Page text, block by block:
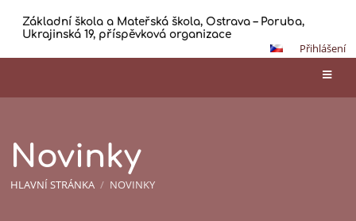
Základní škola a Mateřská škola, Ostrava – Poruba,
Ukrajinská 19, příspěvková organizace
Přihlášení
Novinky
HLAVNÍ STRÁNKA / NOVINKY